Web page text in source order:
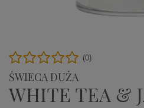
ŚWIECA DUŻA
WHITE TEA &
(0)